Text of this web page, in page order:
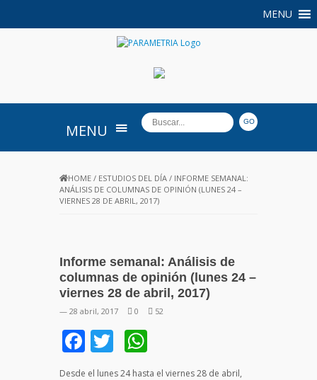
MENU
PARAMETRIA
MENU
HOME / ESTUDIOS DEL DÍA / INFORME SEMANAL:
ANÁLISIS DE COLUMNAS DE OPINIÓN (LUNES 24 –
VIERNES 28 DE ABRIL, 2017)
Informe semanal: Análisis de
columnas de opinión (lunes 24 –
viernes 28 de abril, 2017)
— 28 abril, 2017 0 52
Facebook
Twitter
Desde el lunes 24 hasta el viernes 28 de abril,